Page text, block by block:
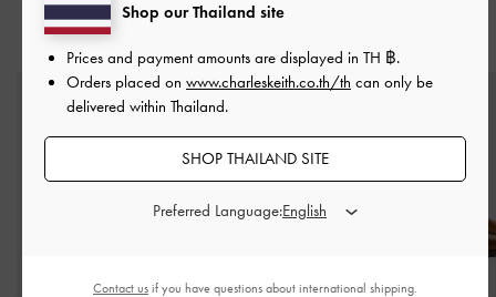
Shop our Thailand site
Prices and payment amounts are displayed in TH ฿.
Orders placed on www.charleskeith.co.th/th can only be
delivered within Thailand.
SHOP THAILAND SITE
Preferred Language:
Contact us if you have questions about international shipping.